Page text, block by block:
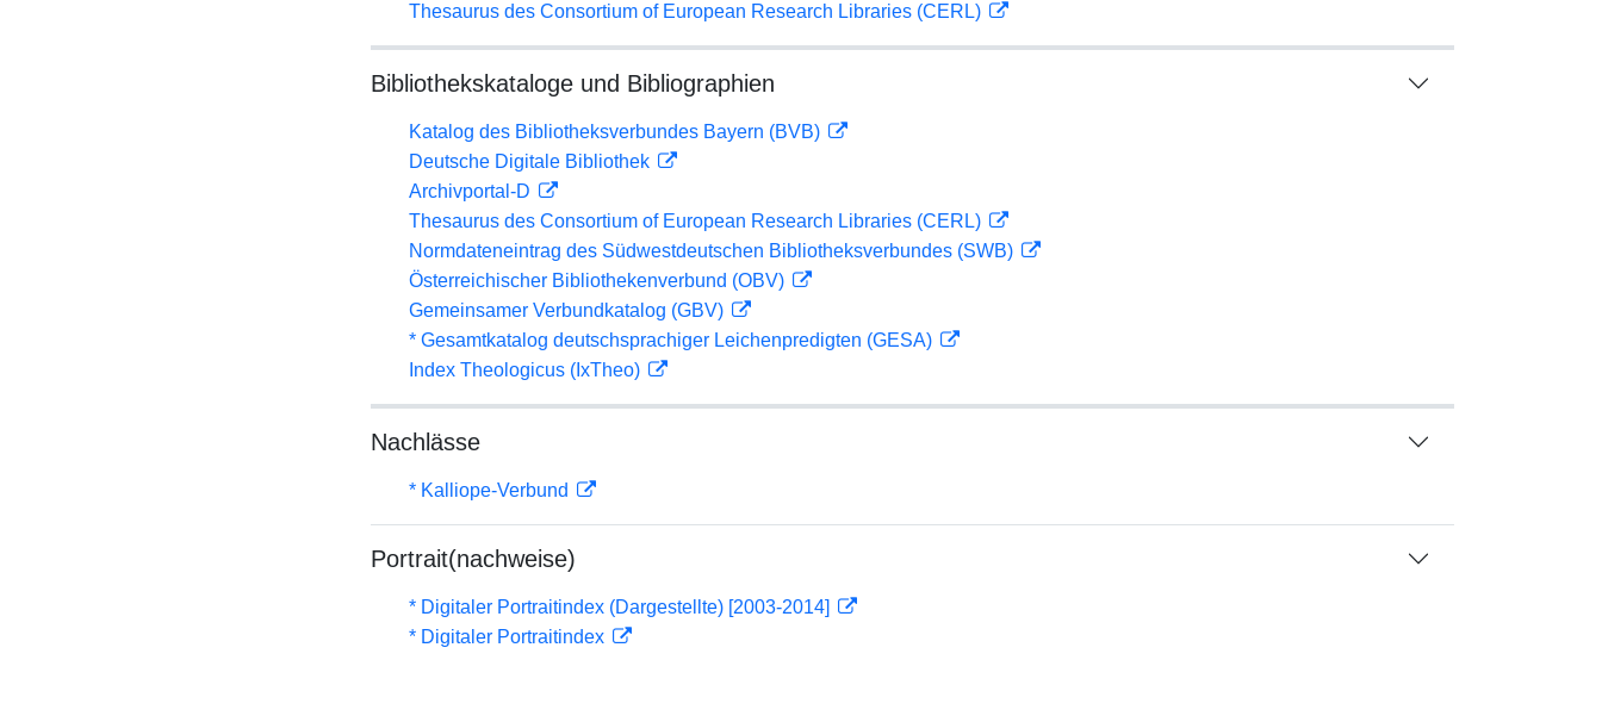
Thesaurus des Consortium of European Research Libraries (CERL)
Bibliothekskataloge und Bibliographien
Katalog des Bibliotheksverbundes Bayern (BVB)
Deutsche Digitale Bibliothek
Archivportal-D
Thesaurus des Consortium of European Research Libraries (CERL)
Normdateneintrag des Südwestdeutschen Bibliotheksverbundes (SWB)
Österreichischer Bibliothekenverbund (OBV)
Gemeinsamer Verbundkatalog (GBV)
* Gesamtkatalog deutschsprachiger Leichenpredigten (GESA)
Index Theologicus (IxTheo)
Nachlässe
* Kalliope-Verbund
Portrait(nachweise)
* Digitaler Portraitindex (Dargestellte) [2003-2014]
* Digitaler Portraitindex